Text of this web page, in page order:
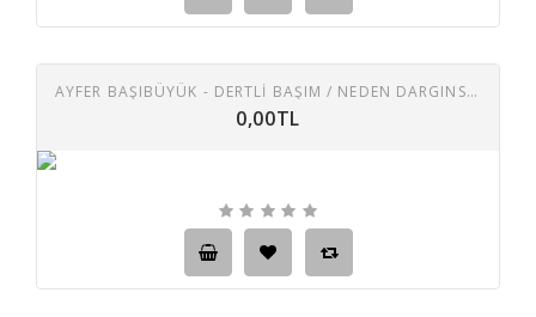
AYFER BAŞIBÜYÜK - DERTLI BAŞIM / NEDEN DARGINSIN BANA
0,00TL